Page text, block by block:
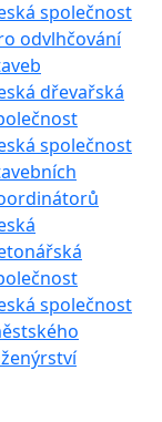
společnost
odvlhčování
dřevařská
společnost
společnost